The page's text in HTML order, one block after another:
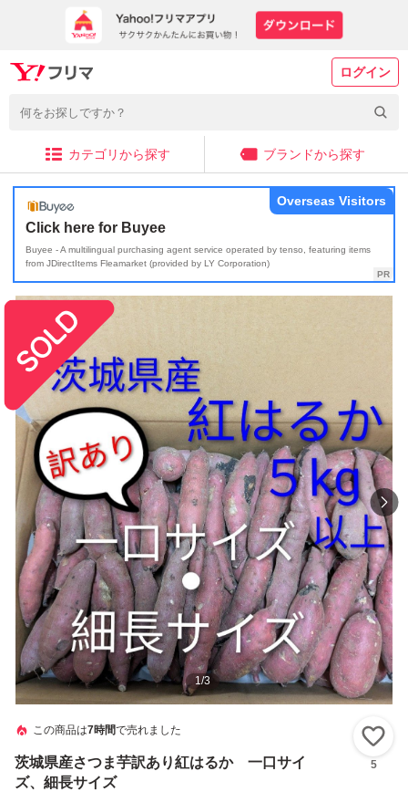
ログイン
カテゴリから探す ブランドから探す
Click here for Buyee
Buyee - A multilingual purchasing agent service operated by tenso, featuring items
from JDirectItems Fleamarket (provided by LY Corporation)
Overseas Visitors
1/3
この商品は7時間で売れました
茨城県産さつま芋訳あり紅はるか 一口サイ
ズ、細長サイズ
5